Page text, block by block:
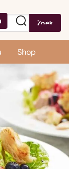
Zoek
Shop